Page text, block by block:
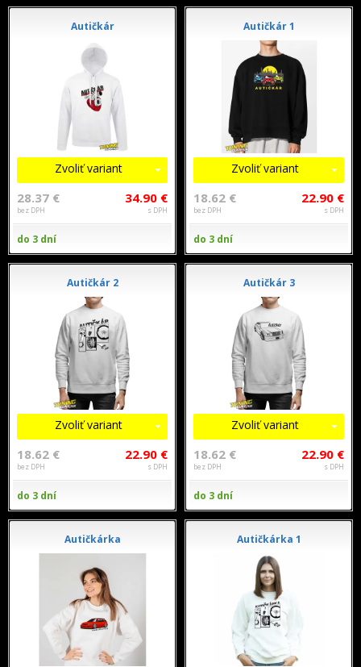
Autičkár
Zvoliť variant
28.37 €
bez DPH
34.90 €
s DPH
do 3 dní
Autičkár 1
Zvoliť variant
18.62 €
bez DPH
22.90 €
s DPH
do 3 dní
Autičkár 2
Zvoliť variant
18.62 €
bez DPH
22.90 €
s DPH
do 3 dní
Autičkár 3
Zvoliť variant
18.62 €
bez DPH
22.90 €
s DPH
do 3 dní
Autičkárka Autičkárka 1